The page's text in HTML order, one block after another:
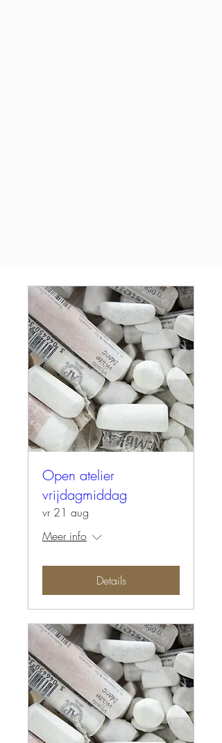
Open atelier
vrijdagmiddag
vr 21 aug
Meer info
Details